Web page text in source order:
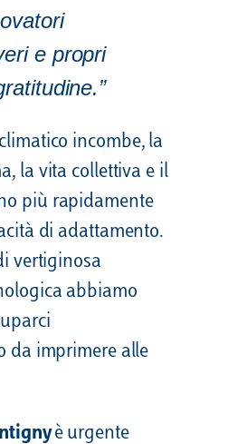
e propri
incombe, la
la vita collettiva e il
più rapidamente
di adattamento.
vertiginosa
abbiamo
da imprimere alle
è urgente